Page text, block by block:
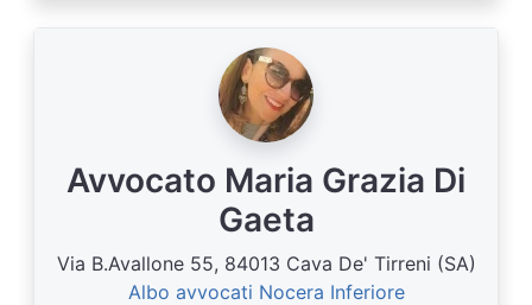
Avvocato Maria Grazia Di
Gaeta
Via B.Avallone 55, 84013 Cava De' Tirreni (SA)
Albo avvocati Nocera Inferiore